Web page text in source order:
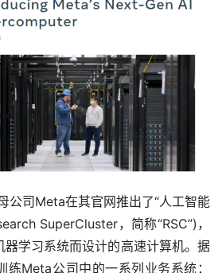
公司Meta在其官网推出了“人工智能
SuperCluster，简称“RSC”)，
学习系统而设计的高速计算机。据
练Meta公司中的一系列业务系统：